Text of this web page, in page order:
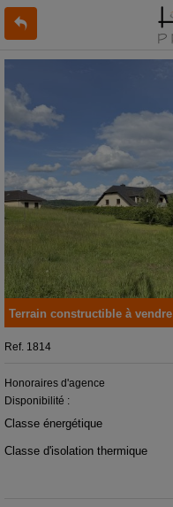
Terrain constructible à vendre
Ref. 1814
Honoraires d'agence
Disponibilité :
Classe énergétique
Classe d'isolation thermique